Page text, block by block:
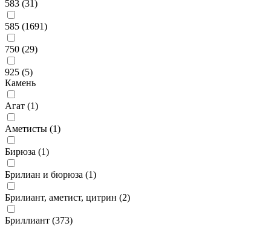
583 (31)
585 (1691)
750 (29)
925 (5)
Камень
Агат (1)
Аметисты (1)
Бирюза (1)
Брилиан и бюрюза (1)
Брилиант, аметист, цитрин (2)
Бриллиант (373)